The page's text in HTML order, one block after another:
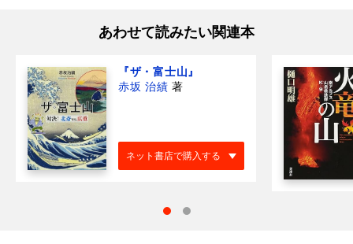
あわせて読みたい関連本
『ザ・富士山』
赤坂 治績 著
ネット書店で購入する